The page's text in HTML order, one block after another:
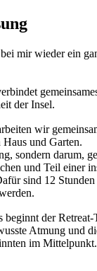
mir wieder ein
der Insel.
wir
und Garten.
sondern darum,
und Teil einer
sind 12
der Retreat-
Atmung und
im Mittelpunkt.